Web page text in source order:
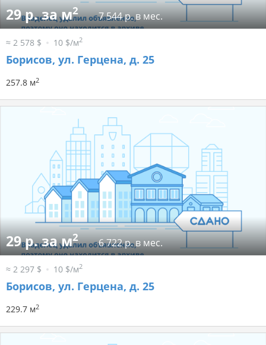
29 р. за м2 7 544 р. в мес.
≈ 2 578 $ 10 $/м2
Борисов, ул. Герцена, д. 25
257.8 м2
29 р. за м2 6 722 р. в мес.
≈ 2 297 $ 10 $/м2
Борисов, ул. Герцена, д. 25
229.7 м2